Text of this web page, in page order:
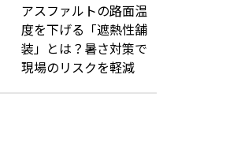
アスファルトの路面温
度を下げる「遮熱性舗
装」とは？暑さ対策で
現場のリスクを軽減